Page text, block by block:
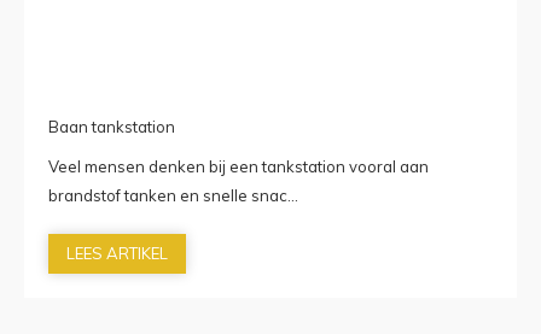
Baan tankstation
Veel mensen denken bij een tankstation vooral aan
brandstof tanken en snelle snac...
LEES ARTIKEL